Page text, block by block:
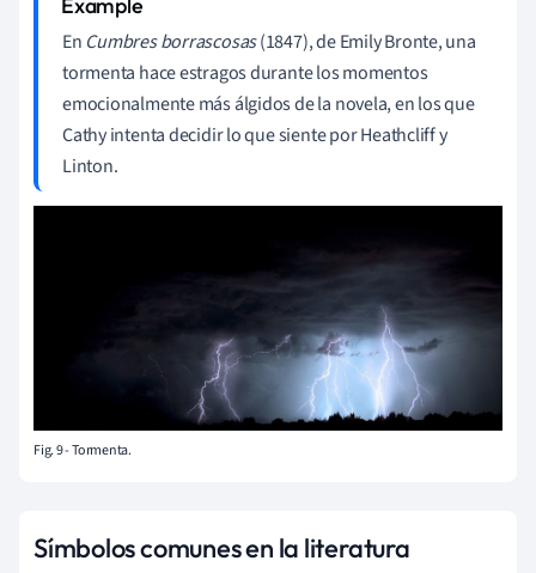
En Cumbres borrascosas(1847), de Emily Bronte, una
tormenta hace estragos durante los momentos
emocionalmente más álgidos de la novela, en los que
Cathy intenta decidir lo que siente por Heathcliff y
Linton.
Fig. 9 - Tormenta.
Símbolos comunes en la literatura